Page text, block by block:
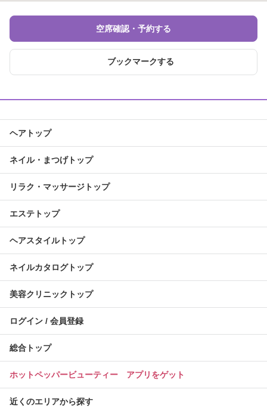
空席確認・予約する
ブックマークする
ヘアトップ
ネイル・まつげトップ
リラク・マッサージトップ
エステトップ
ヘアスタイルトップ
ネイルカタログトップ
美容クリニックトップ
ログイン / 会員登録
総合トップ
ホットペッパービューティー アプリをゲット
近くのエリアから探す